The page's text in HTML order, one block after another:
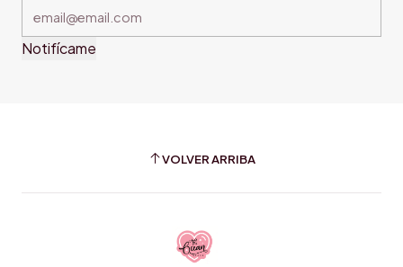
Notifícame
VOLVER ARRIBA